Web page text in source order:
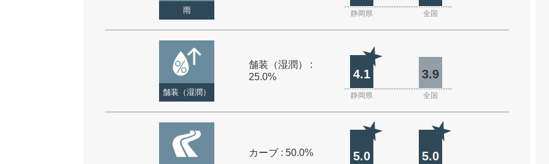
雨 静岡県 全国
舗装（湿潤）
舗装（湿潤） :
25.0%
4.1 3.9
静岡県 全国
カーブ : 50.0% 5.0 5.0